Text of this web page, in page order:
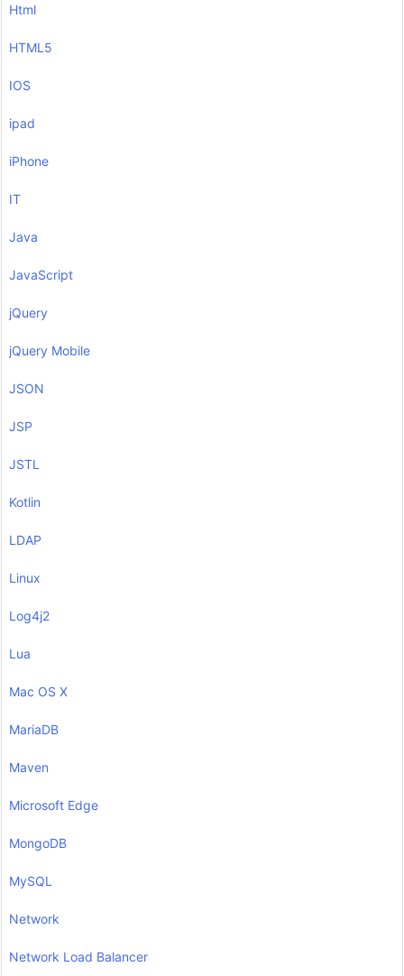
Html
HTML5
IOS
ipad
iPhone
IT
Java
JavaScript
jQuery
jQuery Mobile
JSON
JSP
JSTL
Kotlin
LDAP
Linux
Log4j2
Lua
Mac OS X
MariaDB
Maven
Microsoft Edge
MongoDB
MySQL
Network
Network Load Balancer